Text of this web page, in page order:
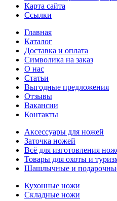
Карта сайта
Ссылки
Главная
Каталог
Доставка и оплата
Символика на заказ
О нас
Статьи
Выгодные предложения
Отзывы
Вакансии
Контакты
Аксессуары для ножей
Заточка ножей
Всё для изготовления
Товары для охоты и
Шашлычные и
Кухонные ножи
Складные ножи